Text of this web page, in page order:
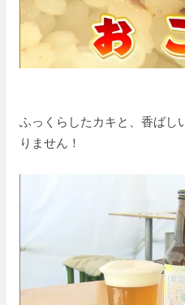
ふっくらしたカキと、香ばし
りません！